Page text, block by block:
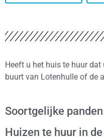
Heeft u het huis te huur
buurt van Lotenhulle of de
Soortgelijke
Huizen te huur in